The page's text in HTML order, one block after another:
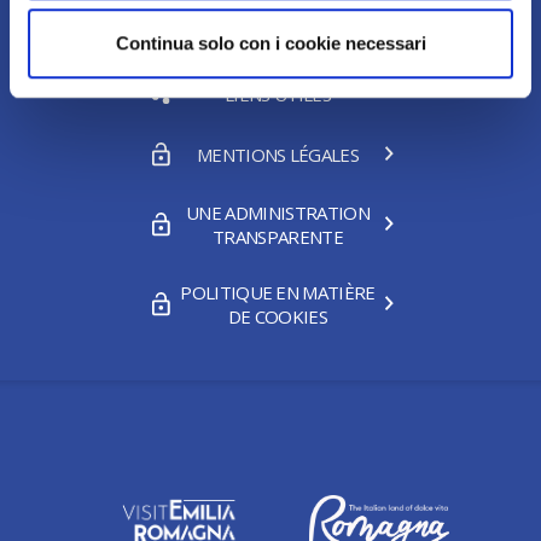
Continua solo con i cookie necessari
PRIVACY POLICY
LIENS UTILES
MENTIONS LÉGALES
UNE ADMINISTRATION
TRANSPARENTE
POLITIQUE EN MATIÈRE
DE COOKIES